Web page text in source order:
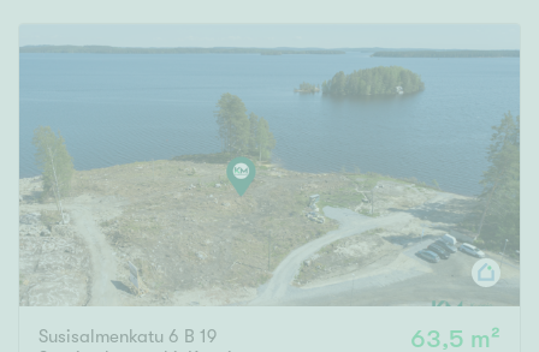
Susisalmenkatu 6 B 19
63,5 m²